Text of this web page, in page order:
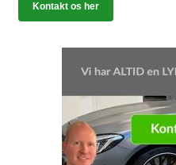
Kontakt os her